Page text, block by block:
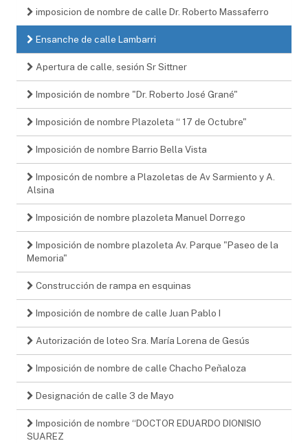
imposicion de nombre de calle Dr. Roberto Massaferro
Ensanche de calle Lambarri
Apertura de calle, sesión Sr Sittner
Imposición de nombre "Dr. Roberto José Grané"
Imposición de nombre Plazoleta “ 17 de Octubre"
Imposición de nombre Barrio Bella Vista
Imposicón de nombre a Plazoletas de Av Sarmiento y A.
Alsina
Imposición de nombre plazoleta Manuel Dorrego
Imposición de nombre plazoleta Av. Parque "Paseo de la
Memoria"
Construcción de rampa en esquinas
Imposición de nombre de calle Juan Pablo I
Autorización de loteo Sra. María Lorena de Gesús
Imposición de nombre de calle Chacho Peñaloza
Designación de calle 3 de Mayo
Imposición de nombre “DOCTOR EDUARDO DIONISIO
SUAREZ